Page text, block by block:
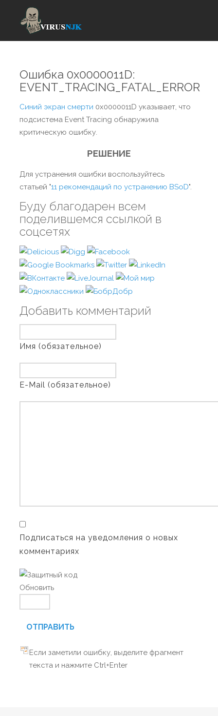
Ошибка 0x0000011D:
EVENT_TRACING_FATAL_ERROR
Синий экран смерти 0x0000011D указывает, что
подсистема Event Tracing обнаружила
критическую ошибку.
РЕШЕНИЕ
Для устранения ошибки воспользуйтесь
статьей "11 рекомендаций по устранению BSoD".
Буду благодарен всем
поделившемся ссылкой в
соцсетях
Добавить комментарий
Имя (обязательное)
E-Mail (обязательное)
Подписаться на уведомления о новых
комментариях
Обновить
ОТПРАВИТЬ
Если заметили ошибку, выделите фрагмент
текста и нажмите Ctrl+Enter